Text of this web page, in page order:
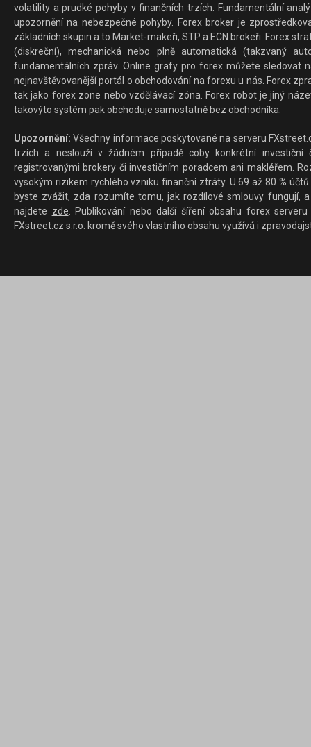
volatility a prudké pohyby v finančních trzích. Fundamentální
upozornění na nebezpečné pohyby. Forex broker je
základních skupin a to Market-makeři, STP a ECN brokeři. Forex
(diskreční), mechanická nebo plně automatická (takzvaný
fundamentálních zpráv. Online grafy pro forex můžete sledovat
nejnavštěvovanější portál o obchodování na forexu u nás. Forex
tak jako forex zone nebo vzdělávací zóna. Forex robot je jiný
takovýto systém pak obchoduje samostatně bez obchodníka.
Upozornění: Všechny informace poskytované na serveru
trzích a neslouží v žádném případě coby konkrétní investiční
registrovanými brokery či investičním poradcem ani makléřem.
vysokým rizikem rychlého vzniku finanční ztráty. U 69 až 80 %
byste zvážit, zda rozumíte tomu, jak rozdílové smlouvy fungují,
najdete zde. Publikování nebo další šíření obsahu forex
FXstreet.cz s.r.o. kromě svého vlastního obsahu využívá i